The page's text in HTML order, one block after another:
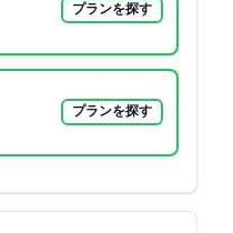
プランを探す
プランを探す